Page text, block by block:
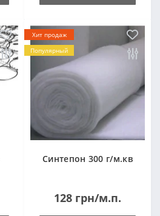
Хит продаж
Популярный
Синтепон 300 г/м.кв
128 грн/м.п.